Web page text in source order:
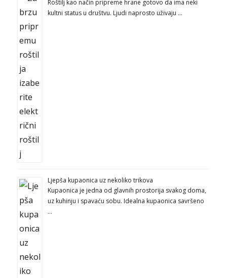
Roštilj kao način pripreme hrane gotovo da ima neki
kultni status u društvu. Ljudi naprosto uživaju …
Ljepša kupaonica uz nekoliko trikova
Kupaonica je jedna od glavnih prostorija svakog doma,
uz kuhinju i spavaću sobu. Idealna kupaonica savršeno
…